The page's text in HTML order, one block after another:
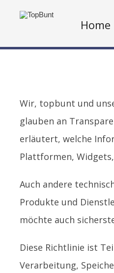
Home
Wir, topbunt und
glauben an
erläutert, welche
Plattformen,
Auch andere
Produkte und
möchte auch
Diese Richtlinie ist
Verarbeitung,